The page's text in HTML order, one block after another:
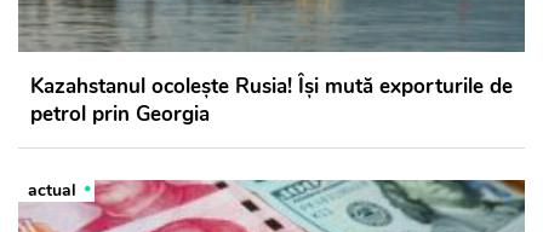
Kazahstanul ocolește Rusia! Își mută exporturile de
petrol prin Georgia
actual